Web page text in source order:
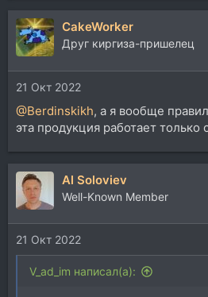
CakeWorker
Друг киргиза-пришелец
21 Окт 2022
@Berdinskikh, а я вообще
эта продукция работает только
Al Soloviev
Well-Known Member
21 Окт 2022
V_ad_im написал(а):